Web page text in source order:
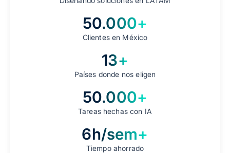
50.000+
Clientes en México
13+
Países donde nos eligen
50.000+
Tareas hechas con IA
6h/sem+
Tiempo ahorrado